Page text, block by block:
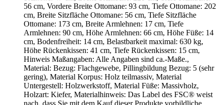
56 cm, Vordere Breite Ottomane: 93 cm, Tiefe Ottomane: 202
cm, Breite Sitzfläche Ottomane: 56 cm, Tiefe Sitzfläche
Ottomane: 173 cm, Breite Armlehnen: 17 cm, Tiefe
Armlehnen: 90 cm, Höhe Armlehnen: 66 cm, Höhe Füße: 14
cm, Bodenfreiheit: 14 cm, Belastbarkeit maximal: 630 kg,
Höhe Rückenkissen: 41 cm, Tiefe Rückenkissen: 15 cm,
Hinweis Maßangaben: Alle Angaben sind ca.-Maße.,
Material: Bezug: Flachgewebe, Pillingbildung Bezug: 5 (sehr
gering), Material Korpus: Holz teilmassiv, Material
Untergestell: Holzwerkstoff, Material Füße: Massivholz,
Holzart: Kiefer, Materialhinweis: Das Label des FSC® weist
nach, dass Sie mit dem Kauf dieser Produkte vorbildliche